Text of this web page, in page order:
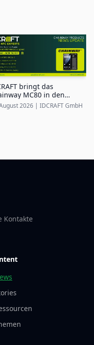
bringt das
MC80 in den
Markt
2026 | IDCRAFT GmbH
Kontakte